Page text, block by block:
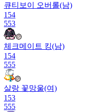
큐티보이 오버롤(남)
154
553
체크메이트 킹(남)
154
555
살랑 꽃망울(여)
153
555